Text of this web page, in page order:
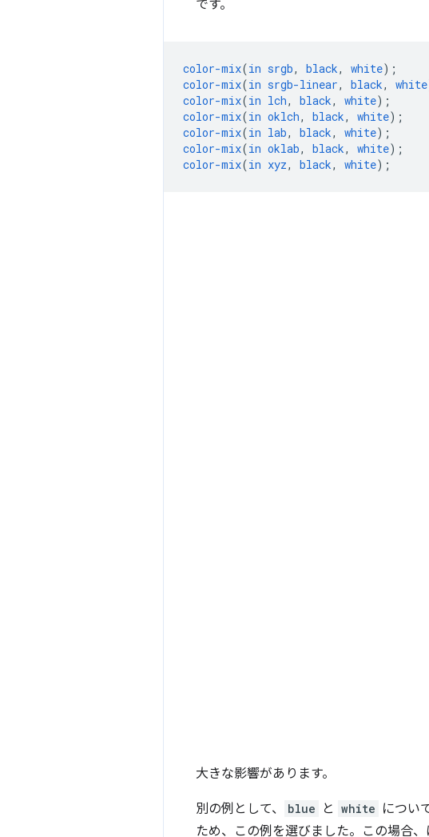
です。
color-mix(in srgb, black, white);
color-mix(in srgb-linear, black, white
color-mix(in lch, black, white);
color-mix(in oklch, black, white);
color-mix(in lab, black, white);
color-mix(in oklab, black, white);
color-mix(in xyz, black, white);
大きな影響があります。
別の例として、 blue と white につい
ため、この例を選びました。この場合